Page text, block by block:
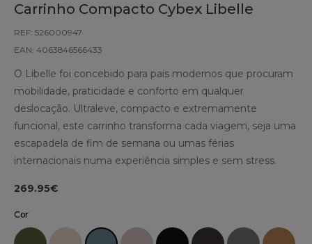
Carrinho Compacto Cybex Libelle
REF: 526000947
EAN: 4063846566433
O Libelle foi concebido para pais modernos que procuram
mobilidade, praticidade e conforto em qualquer
deslocação. Ultraleve, compacto e extremamente
funcional, este carrinho transforma cada viagem, seja uma
escapadela de fim de semana ou umas férias
internacionais numa experiência simples e sem stress.
269.95€
Cor